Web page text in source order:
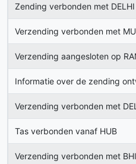
Zending verbonden met DELHI
Verzending verbonden met
Verzending aangesloten op
Informatie over de zending
Verzending verbonden met
Tas verbonden vanaf HUB
Verzending verbonden met